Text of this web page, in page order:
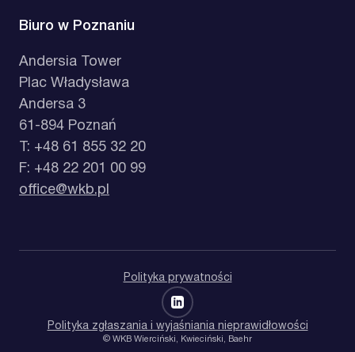
Biuro w Poznaniu
Andersia Tower
Plac Władysława
Andersa 3
61-894 Poznań
T: +48 61 855 32 20
F: +48 22 201 00 99
office@wkb.pl
© WKB Wierciński, Kwieciński, Baehr
Polityka zgłaszania i wyjaśniania nieprawidłowości
Polityka prywatności